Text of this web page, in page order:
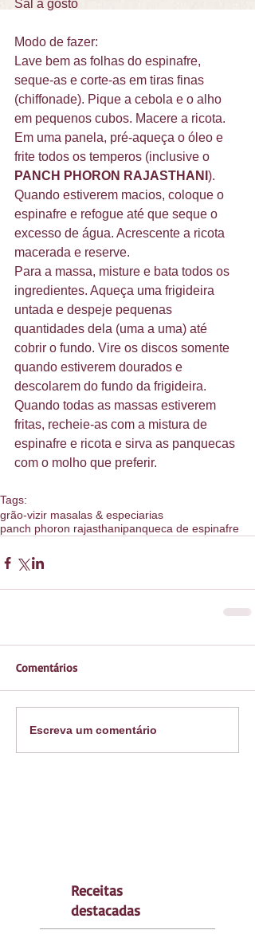
Sal a gosto
Modo de fazer:
Lave bem as folhas do espinafre,
seque-as e corte-as em tiras finas
(chiffonade). Pique a cebola e o alho
em pequenos cubos. Macere a ricota.
Em uma panela, pré-aqueça o óleo e
frite todos os temperos (inclusive o
PANCH PHORON RAJASTHANI ).
Quando estiverem macios, coloque o
espinafre e refogue até que seque o
excesso de água. Acrescente a ricota
macerada e reserve.
Para a massa, misture e bata todos os
ingredientes. Aqueça uma frigideira
untada e despeje pequenas
quantidades dela (uma a uma) até
cobrir o fundo. Vire os discos somente
quando estiverem dourados e
descolarem do fundo da frigideira.
Quando todas as massas estiverem
fritas, recheie-as com a mistura de
espinafre e ricota e sirva as panquecas
com o molho que preferir.
Tags:
grão-vizir masalas & especiarias
panch phoron rajasthanipanqueca de espinafre
Comentários
Escreva um comentário
Receitas
destacadas